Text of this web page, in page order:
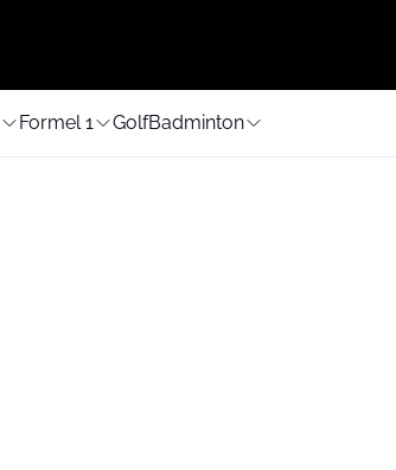
Formel 1 GolfBadminton